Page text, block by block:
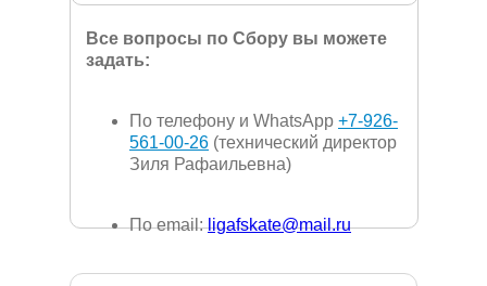
Все вопросы по Сбору вы можете
задать:
По телефону и WhatsApp +7-926-
561-00-26 (технический директор
Зиля Рафаильевна)
По email:ligafskate@mail.ru